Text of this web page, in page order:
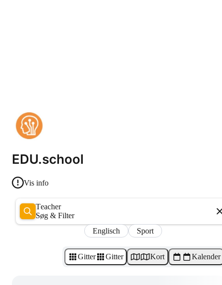
EDU.school
Vis info
Teacher
Søg & Filter
Englisch
Sport
Gitter Gitter Kort Kalender